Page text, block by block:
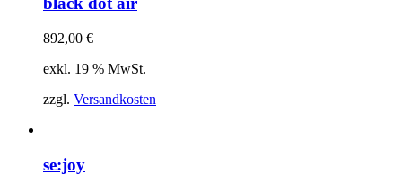
892,00 €
exkl. 19 % MwSt.
zzgl. Versandkosten
se:joy